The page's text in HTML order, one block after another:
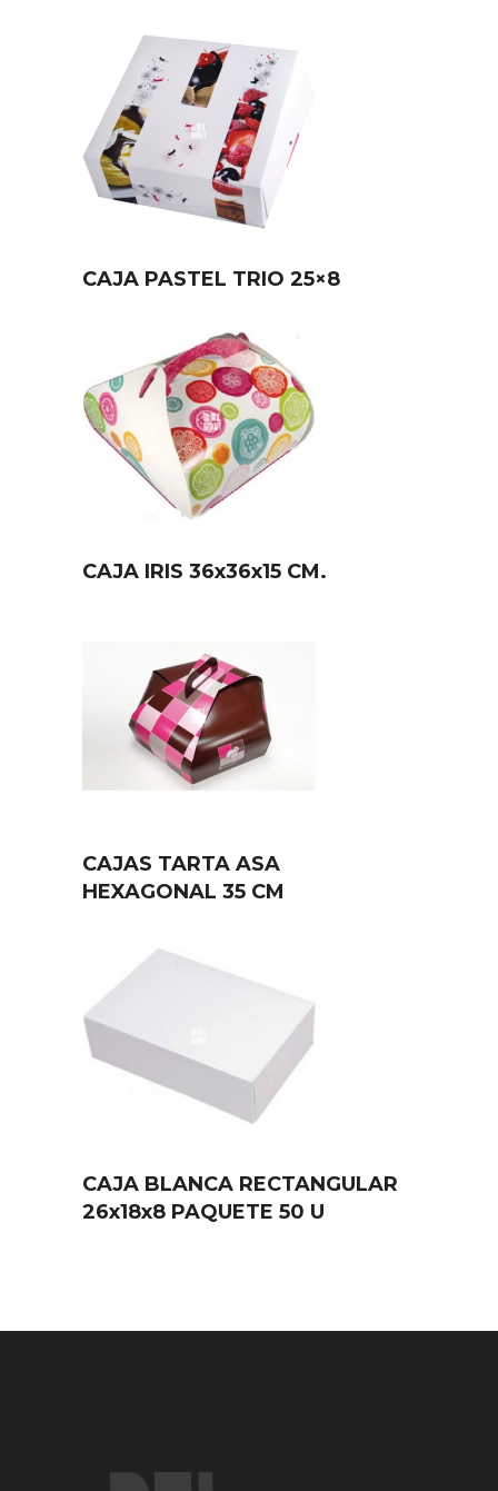
CAJA PASTEL TRIO 25×8
CAJA IRIS 36x36x15 CM.
CAJAS TARTA ASA
HEXAGONAL 35 CM
CAJA BLANCA RECTANGULAR
26x18x8 PAQUETE 50 U